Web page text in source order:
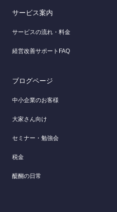
サービス案内
サービスの流れ・料金
経営改善サポートFAQ
ブログページ
中小企業のお客様
大家さん向け
セミナー・勉強会
税金
醍醐の日常